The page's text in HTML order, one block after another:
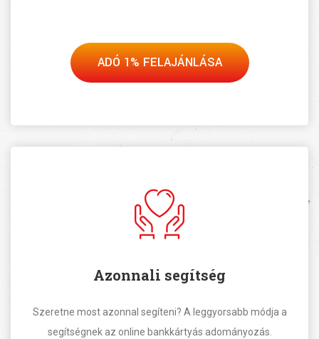
ADÓ 1% FELAJÁNLÁSA
Azonnali segítség
Szeretne most azonnal segíteni? A leggyorsabb módja a
segítségnek az online bankkártyás adományozás.